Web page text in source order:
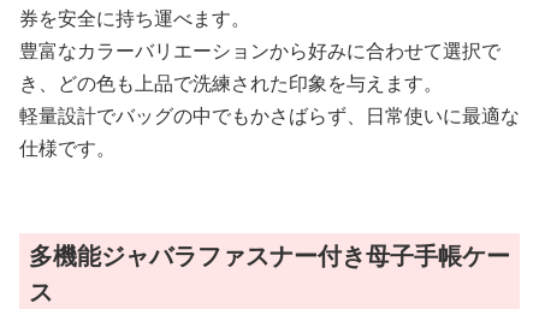
券を安全に持ち運べます。
豊富なカラーバリエーションから好みに合わせて選択で
き、どの色も上品で洗練された印象を与えます。
軽量設計でバッグの中でもかさばらず、日常使いに最適な
仕様です。
多機能ジャバラファスナー付き母子手帳ケー
ス